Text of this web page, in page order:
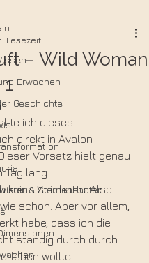
Erwachen
Geschichte
& Sternensaaten
– Wild Woman
Lesezeit
ich dieses
direkt in Avalon
Vorsatz hielt genau
lang.
keine Zeit hatte. Also
schon. Aber vor allem,
habe, dass ich die
ständig durch durch
wollte.